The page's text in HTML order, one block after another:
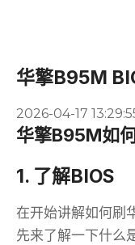
华擎B95M
2026-04-17
华擎B95M如
1. 了解BIOS
在开始讲解如何刷
先来了解一下什么